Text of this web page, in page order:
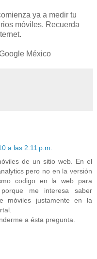
ya a medir tu
móviles. Recuerda
México
a las 2:11 p.m.
de un sitio web. En el
pero no en la versión
codigo en la web para
me interesa saber
móviles justamente en la
a ésta pregunta.